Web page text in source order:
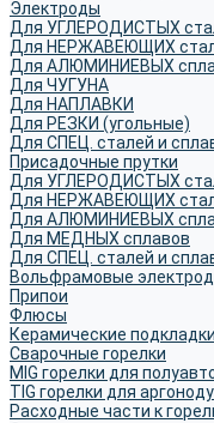
Электроды
Для УГЛЕРОДИСТЫХ
Для НЕРЖАВЕЮЩИХ
Для АЛЮМИНИЕВЫХ
Для ЧУГУНА
Для НАПЛАВКИ
Для РЕЗКИ (угольные)
Для СПЕЦ. сталей и
Присадочные прутки
Для УГЛЕРОДИСТЫХ
Для НЕРЖАВЕЮЩИХ
Для АЛЮМИНИЕВЫХ
Для МЕДНЫХ сплавов
Для СПЕЦ. сталей и
Вольфрамовые
Припои
Флюсы
Керамические подкладки
Сварочные горелки
MIG горелки для
TIG горелки для
Расходные части к